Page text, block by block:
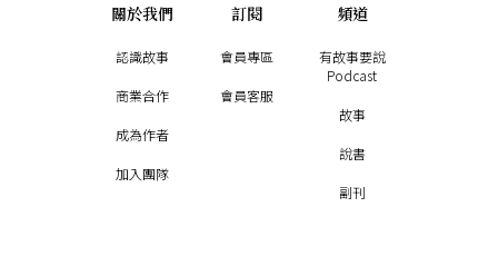
關於我們
認識故事
商業合作
成為作者
加入團隊
訂閱
會員專區
會員客服
頻道
有故事要說
Podcast
故事
說書
副刊